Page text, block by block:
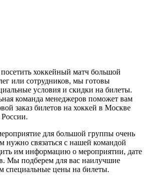
хоккейный матч большой
или сотрудников, мы готовы
условия и скидки на билеты.
команда менеджеров поможет вам
заказ билетов на хоккей в Москве
для большой группы очень
нужно связаться с нашей командой
им информацию о мероприятии, дате
Мы подберем для вас наилучшие
специальные цены на билеты.